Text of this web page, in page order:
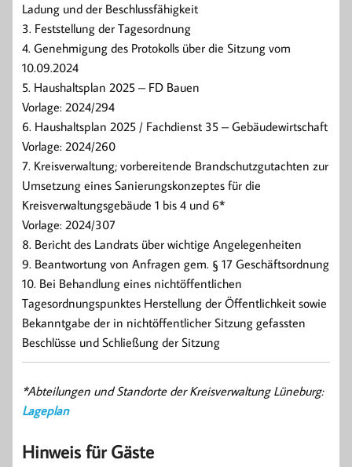
Ladung und der Beschlussfähigkeit
3. Feststellung der Tagesordnung
4. Genehmigung des Protokolls über die Sitzung vom
10.09.2024
5. Haushaltsplan 2025 – FD Bauen
Vorlage: 2024/294
6. Haushaltsplan 2025 / Fachdienst 35 – Gebäudewirtschaft
Vorlage: 2024/260
7. Kreisverwaltung; vorbereitende Brandschutzgutachten zur
Umsetzung eines Sanierungskonzeptes für die
Kreisverwaltungsgebäude 1 bis 4 und 6*
Vorlage: 2024/307
8. Bericht des Landrats über wichtige Angelegenheiten
9. Beantwortung von Anfragen gem. § 17 Geschäftsordnung
10. Bei Behandlung eines nichtöffentlichen
Tagesordnungspunktes Herstellung der Öffentlichkeit sowie
Bekanntgabe der in nichtöffentlicher Sitzung gefassten
Beschlüsse und Schließung der Sitzung
*Abteilungen und Standorte der Kreisverwaltung Lüneburg:
Lageplan
Hinweis für Gäste